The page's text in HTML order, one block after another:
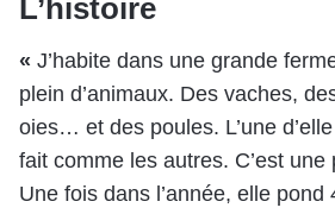
L’histoire
« J’habite dans une grande
plein d’animaux. Des vaches,
oies… et des poules. L’une
fait comme les autres. C’est
Une fois dans l’année, elle